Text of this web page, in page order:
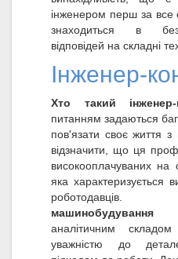
інженером перш за
знаходиться в
відповідей на складні
Інженер-
Хто такий інженер-
питанням задаються
пов'язати своє життя
відзначити, що ця
високооплачуваних на
яка характеризується
роботодавців.
машинобудування
аналітичним
уважністю до